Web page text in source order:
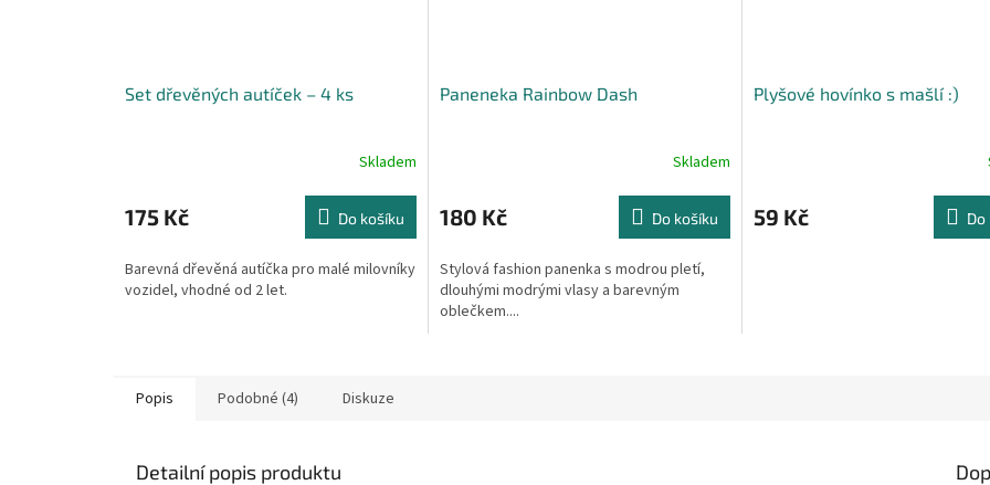
Set dřevěných autíček – 4 ks
Skladem
175 Kč Do košíku
Barevná dřevěná autíčka pro malé milovníky
vozidel, vhodné od 2 let.
Paneneka Rainbow Dash
Skladem
180 Kč Do košíku
Stylová fashion panenka s modrou pletí,
dlouhými modrými vlasy a barevným
oblečkem....
Plyšové hovínko s mašlí :)
59 Kč Do
Popis Podobné (4) Diskuze
Detailní popis produktu